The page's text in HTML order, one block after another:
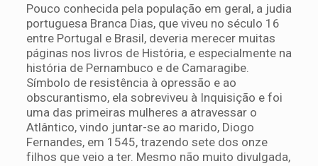
Pouco conhecida pela população em geral, a judia
portuguesa Branca Dias, que viveu no século 16
entre Portugal e Brasil, deveria merecer muitas
páginas nos livros de História, e especialmente na
história de Pernambuco e de Camaragibe.
Símbolo de resistência à opressão e ao
obscurantismo, ela sobreviveu à Inquisição e foi
uma das primeiras mulheres a atravessar o
Atlântico, vindo juntar-se ao marido, Diogo
Fernandes, em 1545, trazendo sete dos onze
filhos que veio a ter. Mesmo não muito divulgada,